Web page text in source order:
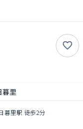
里
暮里駅 徒歩2分